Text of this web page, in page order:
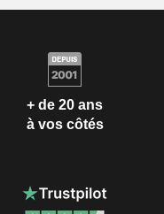
+ de 20 ans
à vos côtés